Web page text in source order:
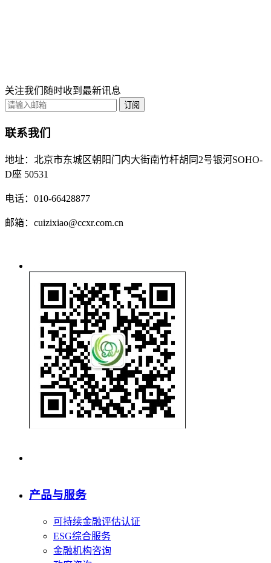
关注我们随时收到最新讯息
订阅
联系我们
地址：北京市东城区朝阳门内大街南竹杆胡同2号银河SOHO-
D座 50531
电话：010-66428877
邮箱：cuizixiao@ccxr.com.cn
产品与服务
可持续金融评估认证
ESG综合服务
金融机构咨询